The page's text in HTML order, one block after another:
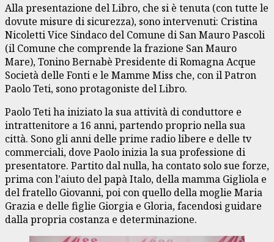
Alla presentazione del Libro, che si è tenuta (con tutte le
dovute misure di sicurezza), sono intervenuti: Cristina
Nicoletti Vice Sindaco del Comune di San Mauro Pascoli
(il Comune che comprende la frazione San Mauro
Mare), Tonino Bernabè Presidente di Romagna Acque
Società delle Fonti e le Mamme Miss che, con il Patron
Paolo Teti, sono protagoniste del Libro.
Paolo Teti ha iniziato la sua attività di conduttore e
intrattenitore a 16 anni, partendo proprio nella sua
città. Sono gli anni delle prime radio libere e delle tv
commerciali, dove Paolo inizia la sua professione di
presentatore. Partito dal nulla, ha contato solo sue forze,
prima con l’aiuto del papà Italo, della mamma Gigliola e
del fratello Giovanni, poi con quello della moglie Maria
Grazia e delle figlie Giorgia e Gloria, facendosi guidare
dalla propria costanza e determinazione.